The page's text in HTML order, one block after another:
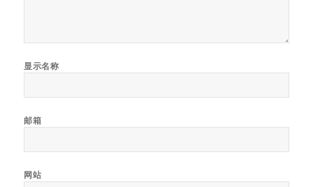
显示名称
邮箱
网站